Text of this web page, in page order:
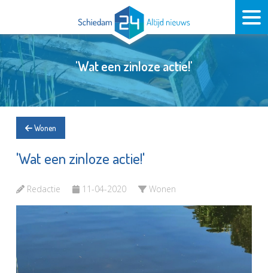
'Wat een zinloze actie!'
Wonen
'Wat een zinloze actie!'
Redactie 11-04-2020 Wonen